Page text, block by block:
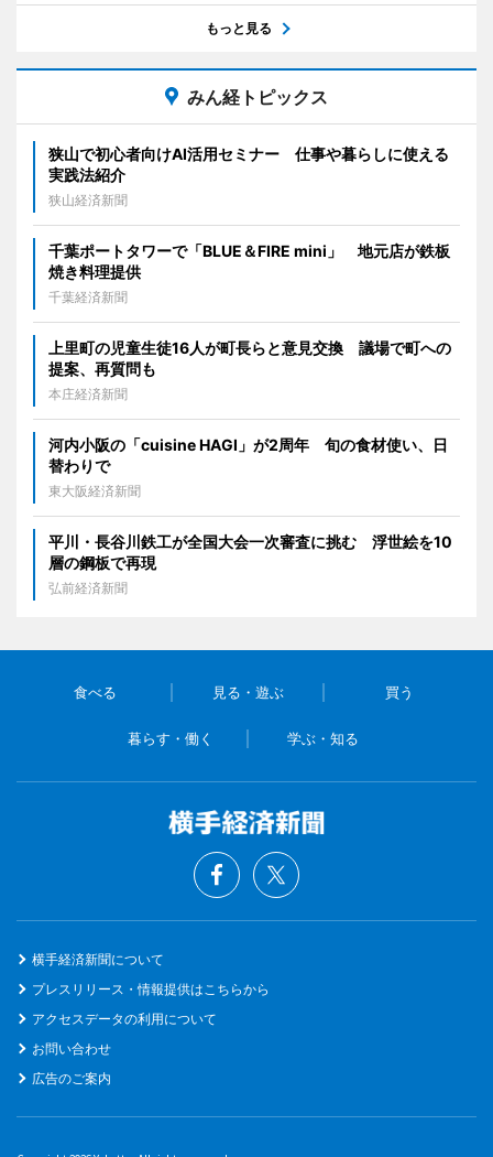
もっと見る
みん経トピックス
狭山で初心者向けAI活用セミナー 仕事や暮らしに使える
実践法紹介
狭山経済新聞
千葉ポートタワーで「BLUE＆FIRE mini」 地元店が鉄板
焼き料理提供
千葉経済新聞
上里町の児童生徒16人が町長らと意見交換 議場で町への
提案、再質問も
本庄経済新聞
河内小阪の「cuisine HAGI」が2周年 旬の食材使い、日
替わりで
東大阪経済新聞
平川・長谷川鉄工が全国大会一次審査に挑む 浮世絵を10
層の鋼板で再現
弘前経済新聞
食べる 見る・遊ぶ 買う
暮らす・働く 学ぶ・知る
横手経済新聞について
プレスリリース・情報提供はこちらから
アクセスデータの利用について
お問い合わせ
広告のご案内